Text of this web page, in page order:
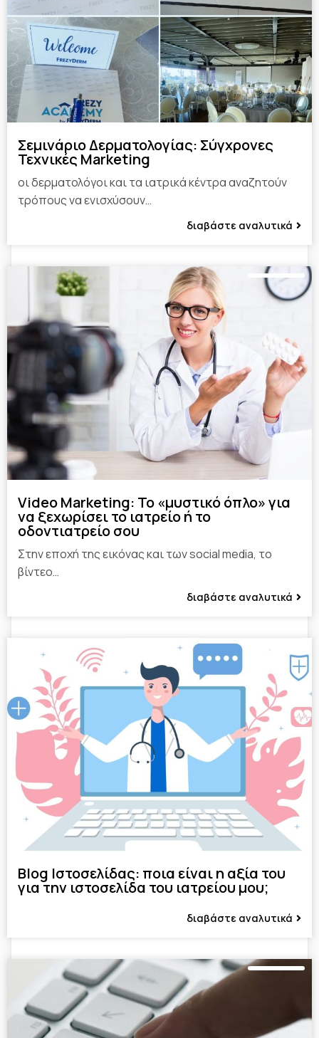
Σεμινάριο Δερματολογίας: Σύγχρονες
Τεχνικές Marketing
οι δερματολόγοι και τα ιατρικά κέντρα αναζητούν
τρόπους να ενισχύσουν…
διαβάστε αναλυτικά
Video Marketing: Το «μυστικό όπλο» για
να ξεχωρίσει το ιατρείο ή το
οδοντιατρείο σου
Στην εποχή της εικόνας και των social media, το
βίντεο…
διαβάστε αναλυτικά
Blog Ιστοσελίδας: ποια είναι η αξία του
για την ιστοσελίδα του ιατρείου μου;
διαβάστε αναλυτικά